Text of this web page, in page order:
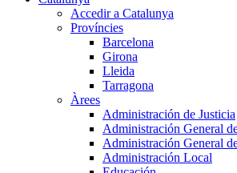
Accedir a Catalunya
Províncies
Barcelona
Girona
Lleida
Tarragona
Àrees
Administración de Justicia
Administración General
Administración General
Administración Local